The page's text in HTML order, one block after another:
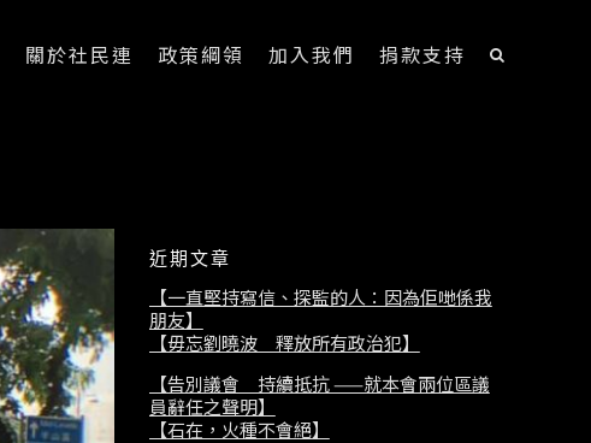
關於社民連 政策綱領 加入我們 捐款支持
近期文章
【一直堅持寫信、探監的人：因為佢哋係我
朋友】
【毋忘劉曉波 釋放所有政治犯】
【告別議會 持續抵抗 ——就本會兩位區議
員辭任之聲明】
【石在，火種不會絕】